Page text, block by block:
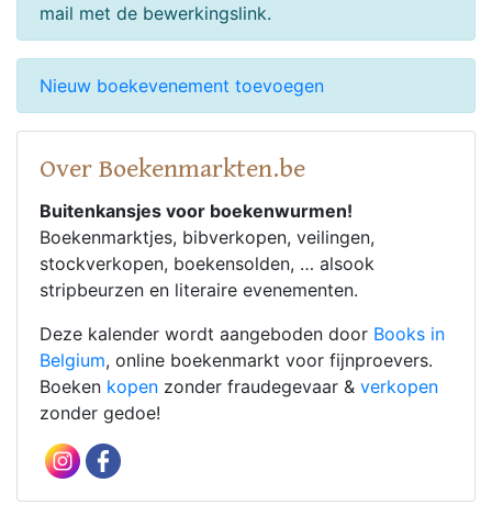
mail met de bewerkingslink.
Nieuw boekevenement toevoegen
Over Boekenmarkten.be
Buitenkansjes voor boekenwurmen!
Boekenmarktjes, bibverkopen, veilingen,
stockverkopen, boekensolden, … alsook
stripbeurzen en literaire evenementen.
Deze kalender wordt aangeboden door Books in
Belgium, online boekenmarkt voor fijnproevers.
Boeken kopen zonder fraudegevaar & verkopen
zonder gedoe!